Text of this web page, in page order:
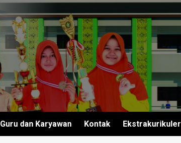
Guru dan Karyawan Kontak Ekstrakurikuler